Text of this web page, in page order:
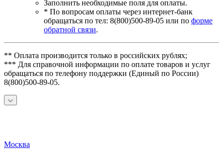
Заполнить необходимые поля для оплаты.
* По вопросам оплаты через интернет-банк
обращаться по тел: 8(800)500-89-05 или по форме
обратной связи.
** Оплата производится только в российских рублях;
*** Для справочной информации по оплате товаров и услуг
обращаться по телефону поддержки (Единый по России)
8(800)500-89-05.
Москва